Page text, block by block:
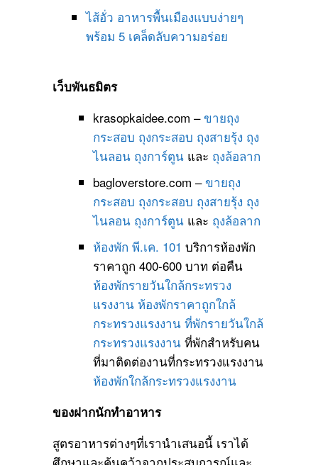
ไส้อั่ว อาหารพื้นเมืองแบบง่ายๆ
พร้อม 5 เคล็ดลับความอร่อย
เว็บพันธมิตร
krasopkaidee.com –ขายถุง
กระสอบ ถุงกระสอบ ถุงสายรุ้ง ถุง
ไนลอน ถุงการ์ตูนและ ถุงล้อลาก
bagloverstore.com –ขายถุง
กระสอบ ถุงกระสอบ ถุงสายรุ้ง ถุง
ไนลอน ถุงการ์ตูนและ ถุงล้อลาก
ห้องพัก พี.เค. 101 บริการห้องพัก
ราคาถูก 400-600 บาท ต่อคืน
ห้องพักรายวันใกล้กระทรวง
แรงงาน ห้องพักราคาถูกใกล้
กระทรวงแรงงาน ที่พักรายวันใกล้
กระทรวงแรงงานที่พักสำหรับคน
ที่มาติดต่องานที่กระทรวงแรงงาน
ห้องพักใกล้กระทรวงแรงงาน
ของฝากนักทำอาหาร
สูตรอาหารต่างๆที่เรานำเสนอนี้ เราได้